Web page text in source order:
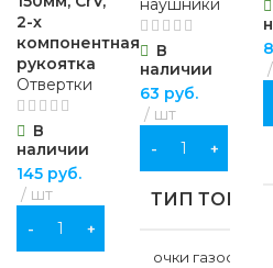
2-х
компонентная
рукоятка
Отвертки
В
наличии
145 руб.
шт
наушники
В
наличии
63 руб.
шт
ТИП ТОВАРА
очки